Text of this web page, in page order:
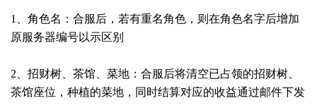
1、角色名：合服后，若有重名角色，则在角色名字后增加
原服务器编号以示区别
2、招财树、茶馆、菜地：合服后将清空已占领的招财树、
茶馆座位，种植的菜地，同时结算对应的收益通过邮件下发